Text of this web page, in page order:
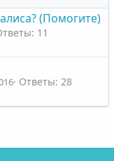
(Помогите)
11
Ответы: 28